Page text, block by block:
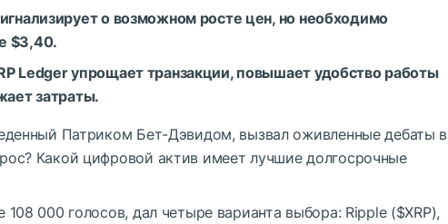
о возможном росте цен, но необходимо
$3,40.
Ledger упрощает транзакции, повышает удобство работы
затраты.
Патриком Бет-Дэвидом, вызвал оживленные дебаты в
Какой цифровой актив имеет лучшие долгосрочные
000 голосов, дал четыре варианта выбора: Ripple ($XRP),